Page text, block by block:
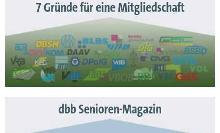
7 Gründe für eine Mitgliedschaft
dbb Senioren-Magazin